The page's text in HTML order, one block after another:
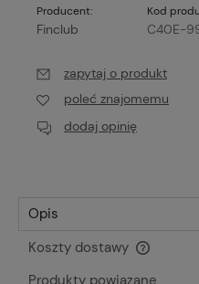
Producent:
Finclub
Kod
C40E-
zapytaj o produkt
poleć znajomemu
dodaj opinię
Opis
Koszty dostawy
Cena nie zawiera
Produkty powiązane